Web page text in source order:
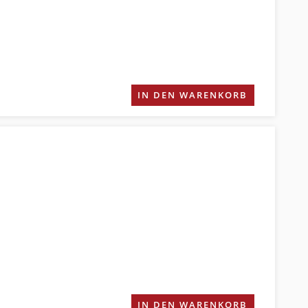
IN DEN WARENKORB
IN DEN WARENKORB